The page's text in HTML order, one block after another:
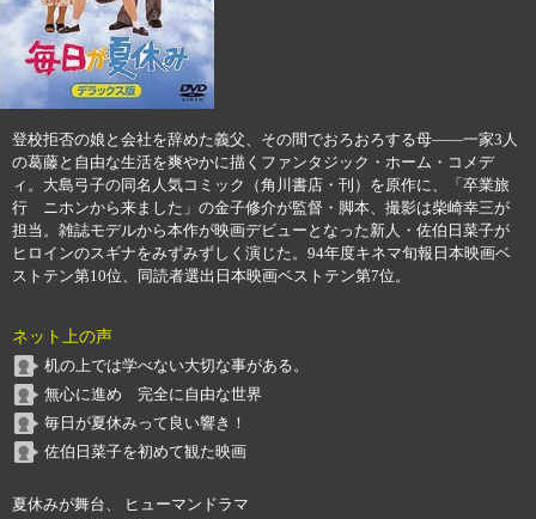
登校拒否の娘と会社を辞めた義父、その間でおろおろする母――一家3人
の葛藤と自由な生活を爽やかに描くファンタジック・ホーム・コメデ
ィ。大島弓子の同名人気コミック（角川書店・刊）を原作に、「卒業旅
行 ニホンから来ました」の金子修介が監督・脚本、撮影は柴崎幸三が
担当。雑誌モデルから本作が映画デビューとなった新人・佐伯日菜子が
ヒロインのスギナをみずみずしく演じた。94年度キネマ旬報日本映画ベ
ストテン第10位、同読者選出日本映画ベストテン第7位。
ネット上の声
机の上では学べない大切な事がある。
無心に進め 完全に自由な世界
毎日が夏休みって良い響き！
佐伯日菜子を初めて観た映画
夏休みが舞台、 ヒューマンドラマ